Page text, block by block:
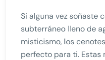
Si alguna vez soñaste
subterráneo lleno de
misticismo, los
perfecto para ti. Estas